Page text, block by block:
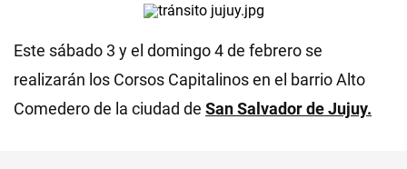
Este sábado 3 y el domingo 4 de febrero se
realizarán los Corsos Capitalinos en el barrio Alto
Comedero de la ciudad de San Salvador de Jujuy.